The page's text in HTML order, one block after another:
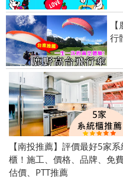
行
【南投推薦】評價最好5家系
櫃！施工、價格、品牌、免
估價、PTT推薦